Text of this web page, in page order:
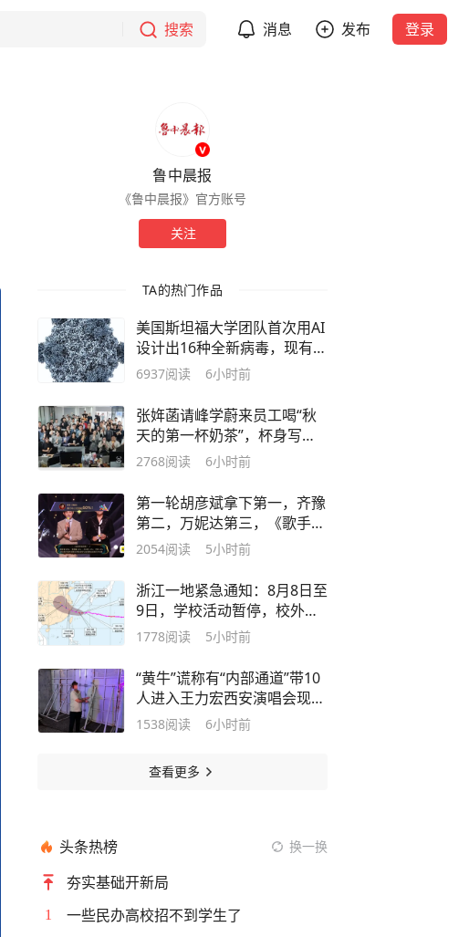
搜索 消息 发布 登录
鲁中晨报
《鲁中晨报》官方账号
关注
TA的热门作品
美国斯坦福大学团队首次用AI
设计出16种全新病毒，现有应
对手段无法将其遏制；网友称
士：可能导致生物安全问题
6937阅读 6小时前
张姩菡请峰学蔚来员工喝“秋
天的第一杯奶茶”，杯身写
着：没有见面，但有想念；张
气，评论区也是
2768阅读 6小时前
第一轮胡彦斌拿下第一，齐豫
第二，万妮达第三，《歌手
2026》歌王之战帮唱环节结
搜
2054阅读 5小时前
浙江一地紧急通知：8月8日至
9日，学校活动暂停，校外培
训机构暂停一切线下教育教学
袭，明起做好准备
1778阅读 5小时前
“黄牛”谎称有“内部通道”带10
人进入王力宏西安演唱会现
场，实则撬围挡、躲死角、暗
1538阅读 6小时前
查看更多
头条热榜 换一换
夯实基础开新局
1 一些民办高校招不到学生了